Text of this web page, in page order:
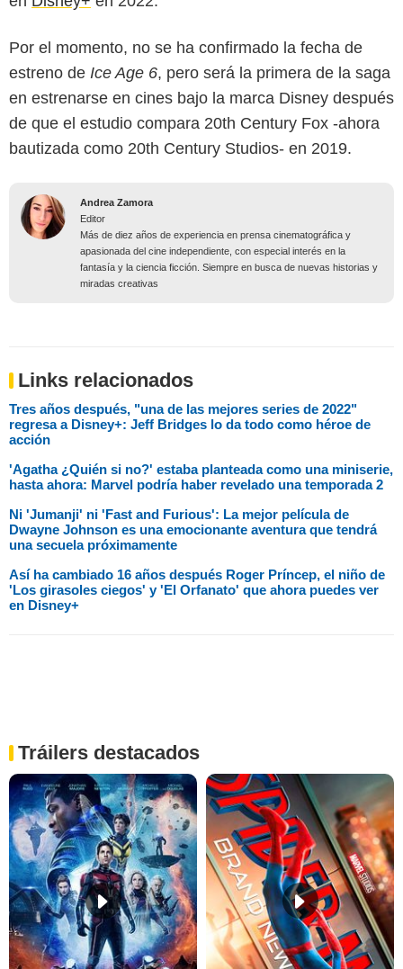
Por el momento, no se ha confirmado la fecha de
estreno de Ice Age 6, pero será la primera de la saga
en estrenarse en cines bajo la marca Disney después
de que el estudio compara 20th Century Fox -ahora
bautizada como 20th Century Studios- en 2019.
Andrea Zamora
Editor
Más de diez años de experiencia en prensa cinematográfica y
apasionada del cine independiente, con especial interés en la
fantasía y la ciencia ficción. Siempre en busca de nuevas historias y
miradas creativas
Links relacionados
Tres años después, "una de las mejores series de 2022"
regresa a Disney+: Jeff Bridges lo da todo como héroe de
acción
'Agatha ¿Quién si no?' estaba planteada como una miniserie,
hasta ahora: Marvel podría haber revelado una temporada 2
Ni 'Jumanji' ni 'Fast and Furious': La mejor película de
Dwayne Johnson es una emocionante aventura que tendrá
una secuela próximamente
Así ha cambiado 16 años después Roger Príncep, el niño de
'Los girasoles ciegos' y 'El Orfanato' que ahora puedes ver
en Disney+
Tráilers destacados